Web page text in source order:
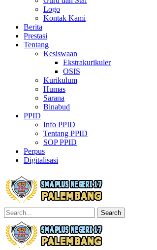
Logo
Kontak Kami
Berita
Prestasi
Tentang
Kesiswaan
Ekstrakurikuler
OSIS
Kurikulum
Humas
Sarana
Binabud
PPID
Info PPID
Tentang PPID
SOP PPID
Perpus
Digitalisasi
Search